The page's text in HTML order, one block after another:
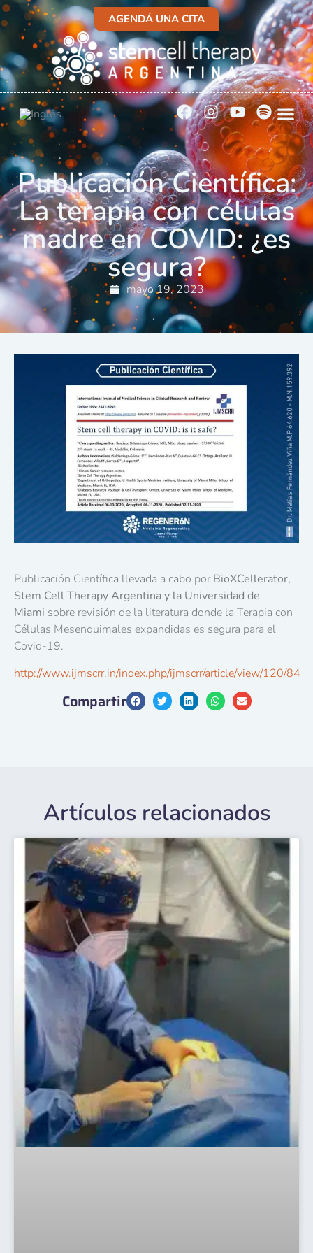
AGENDÁ UNA CITA
Publicación Científica:
La terapia con células
madre en COVID: ¿es
segura?
mayo 19, 2023
Publicación Científica llevada a cabo porBioXCellerator,
Stem Cell Therapy Argentina y la Universidad de
Miami sobre revisión de la literatura donde la Terapia con
Células Mesenquimales expandidas es segura para el
Covid-19.
http://www.ijmscrr.in/index.php/ijmscrr/article/view/120/84
Compartir
Artículos relacionados